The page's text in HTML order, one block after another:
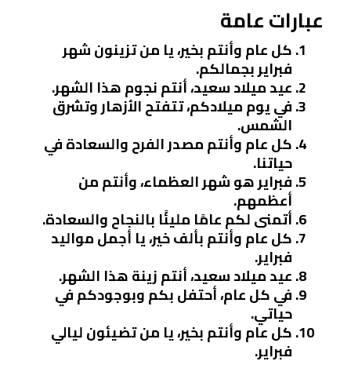
عبارات عامة
كل عام وأنتم بخير، يا من تزينون شهر
فبراير بجمالكم.
عيد ميلاد سعيد، أنتم نجوم هذا الشهر.
في يوم ميلادكم، تتفتح الأزهار وتشرق
الشمس.
كل عام وأنتم مصدر الفرح والسعادة في
حياتنا.
فبراير هو شهر العظماء، وأنتم من
أعظمهم.
أتمنى لكم عامًا مليئًا بالنجاح والسعادة.
كل عام وأنتم بألف خير، يا أجمل مواليد
فبراير.
عيد ميلاد سعيد، أنتم زينة هذا الشهر.
في كل عام، أحتفل بكم وبوجودكم في
حياتي.
كل عام وأنتم بخير، يا من تضيئون ليالي
فبراير.